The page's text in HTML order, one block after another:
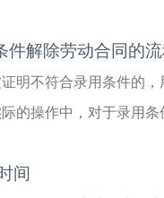
解除劳动合同的流
明不符合录用条件的，
的操作中，对于录用
间